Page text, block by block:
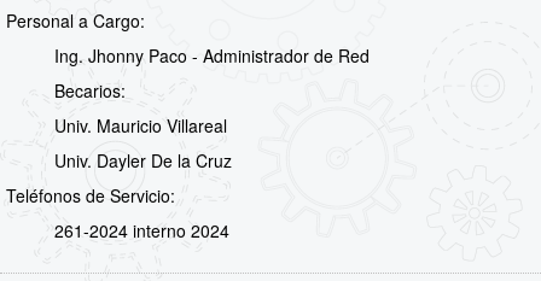
Personal a Cargo:
Ing. Jhonny Paco - Administrador de Red
Becarios:
Univ. Mauricio Villareal
Univ. Dayler De la Cruz
Teléfonos de Servicio:
261-2024 interno 2024